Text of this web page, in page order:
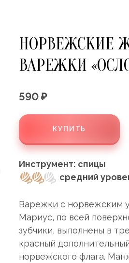
НОРВЕЖСКИЕ
ВАРЕЖКИ
590 ₽
КУПИТЬ
Инструмент: спицы
средний
Варежки с норвежским
Мариус, по всей
зубчики, выполнены в
красный
норвежского флага.